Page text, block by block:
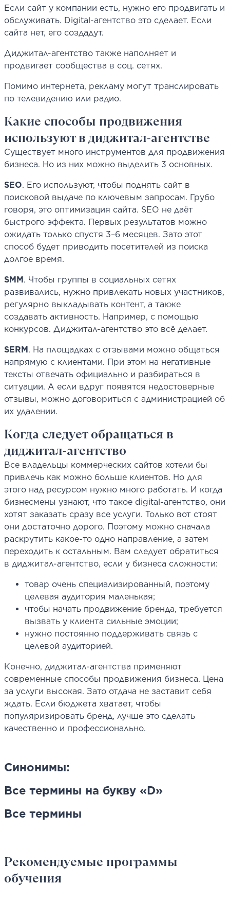
Если сайт у компании есть, нужно его продвигать и
обслуживать. Digital-агентство это сделает. Если
сайта нет, его создадут.
Диджитал-агентство также наполняет и
продвигает сообщества в соц. сетях.
Помимо интернета, рекламу могут транслировать
по телевидению или радио.
Какие способы продвижения
используют в диджитал-агентстве
Существует много инструментов для продвижения
бизнеса. Но из них можно выделить 3 основных.
SEO. Его используют, чтобы поднять сайт в
поисковой выдаче по ключевым запросам. Грубо
говоря, это оптимизация сайта. SEO не даёт
быстрого эффекта. Первых результатов можно
ожидать только спустя 3–6 месяцев. Зато этот
способ будет приводить посетителей из поиска
долгое время.
SMM. Чтобы группы в социальных сетях
развивались, нужно привлекать новых участников,
регулярно выкладывать контент, а также
создавать активность. Например, с помощью
конкурсов. Диджитал-агентство это всё делает.
SERM. На площадках с отзывами можно общаться
напрямую с клиентами. При этом на негативные
тексты отвечать официально и разбираться в
ситуации. А если вдруг появятся недостоверные
отзывы, можно договориться с администрацией об
их удалении.
Когда следует обращаться в
диджитал-агентство
Все владельцы коммерческих сайтов хотели бы
привлечь как можно больше клиентов. Но для
этого над ресурсом нужно много работать. И когда
бизнесмены узнают, что такое digital-агентство, они
хотят заказать сразу все услуги. Только вот стоят
они достаточно дорого. Поэтому можно сначала
раскрутить какое-то одно направление, а затем
переходить к остальным. Вам следует обратиться
в диджитал-агентство, если у бизнеса сложности:
товар очень специализированный, поэтому
целевая аудитория маленькая;
чтобы начать продвижение бренда, требуется
вызвать у клиента сильные эмоции;
нужно постоянно поддерживать связь с
целевой аудиторией.
Конечно, диджитал-агентства применяют
современные способы продвижения бизнеса. Цена
за услуги высокая. Зато отдача не заставит себя
ждать. Если бюджета хватает, чтобы
популяризировать бренд, лучше это сделать
качественно и профессионально.
Синонимы:
Все термины на букву «D»
Все термины
Рекомендуемые программы
обучения